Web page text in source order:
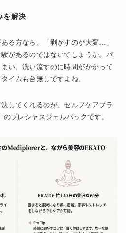
を解決
る方なら、「剥がすのが大変…」
があるのではないでしょうか。パ
い、洗い流すのに時間がかかって
イムも台無しですよね。
してくれるのが、セルフケアブラ
プレシャスジェルパックです。